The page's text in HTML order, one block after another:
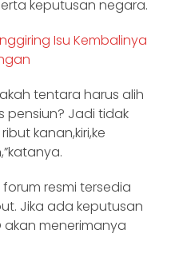
keputusan negara.
Isu Kembalinya
tentara harus alih
pensiun? Jadi tidak
kanan,kiri,ke
resmi tersedia
Jika ada keputusan
akan menerimanya